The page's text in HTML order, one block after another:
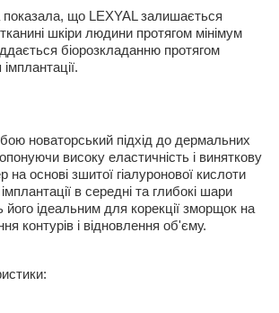
показала, що LEXYAL залишається
шкіри людини протягом мінімум
біорозкладанню протягом
новаторський підхід до дермальних
високу еластичність і виняткову
на основі зшитої гіалуронової кислоти
в середні та глибокі шари
ідеальним для корекції зморщок на
контурів і відновлення об'єму.